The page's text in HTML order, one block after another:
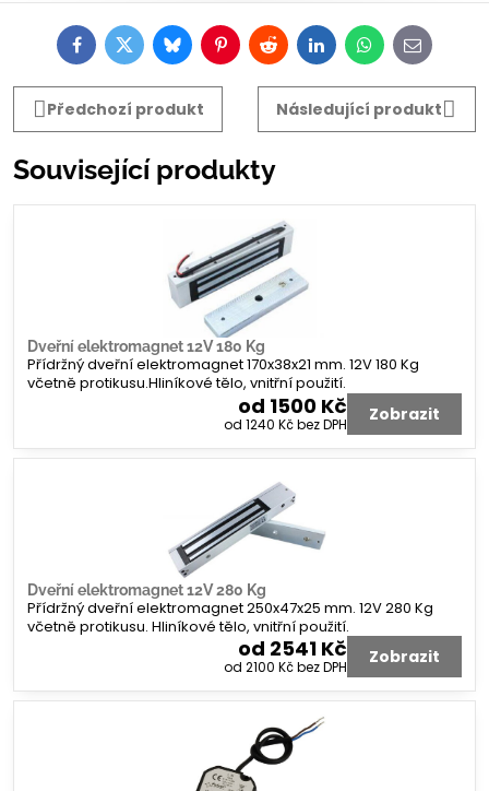
FacebookTwitterBlueskyPinterestRedditLinkedInWhatsApp
E-
mail
Předchozí produkt
Následující produkt
Související produkty
Dveřní elektromagnet 12V 180 Kg
Přídržný dveřní elektromagnet 170x38x21 mm. 12V 180 Kg
včetně protikusu.Hliníkové tělo, vnitřní použití.
od 1500 Kč
od 1240 Kčbez DPH Zobrazit
Dveřní elektromagnet 12V 280 Kg
Přídržný dveřní elektromagnet 250x47x25 mm. 12V 280 Kg
včetně protikusu. Hliníkové tělo, vnitřní použití.
od 2541 Kč
od 2100 Kčbez DPH Zobrazit